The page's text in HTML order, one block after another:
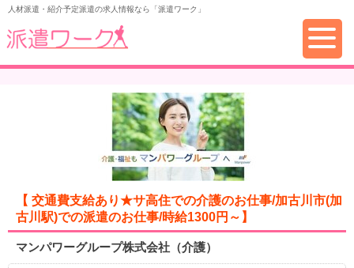
人材派遣・紹介予定派遣の求人情報なら「派遣ワーク」
【 交通費支給あり★サ高住での介護のお仕事/加古川市(加
古川駅)での派遣のお仕事/時給1300円～】
マンパワーグループ株式会社（介護）